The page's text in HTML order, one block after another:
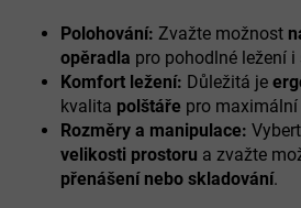
r
v
k
y
v
ý
p
i
Polohování: Zvažte možnost
opěradla pro pohodlné ležení i
Komfort ležení: Důležitá je
kvalita polštáře pro
Rozměry a manipulace:
velikosti prostoru a zvažte
přenášení nebo skladování.